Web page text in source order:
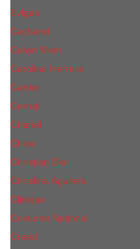
Bvlgari
Cacharel
Calvin Klein
Carolina Herrera
Cartier
Cerruti
Сhanеl
Chloe
Christian Dior
Christina Aguilera
Сliniquе
Costume National
Creed